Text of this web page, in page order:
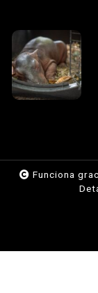
Funciona